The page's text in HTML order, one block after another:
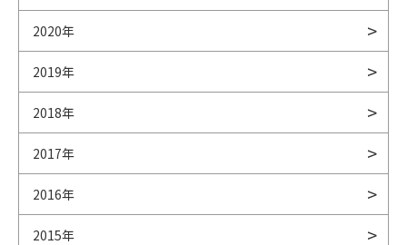
2020年
2019年
2018年
2017年
2016年
2015年